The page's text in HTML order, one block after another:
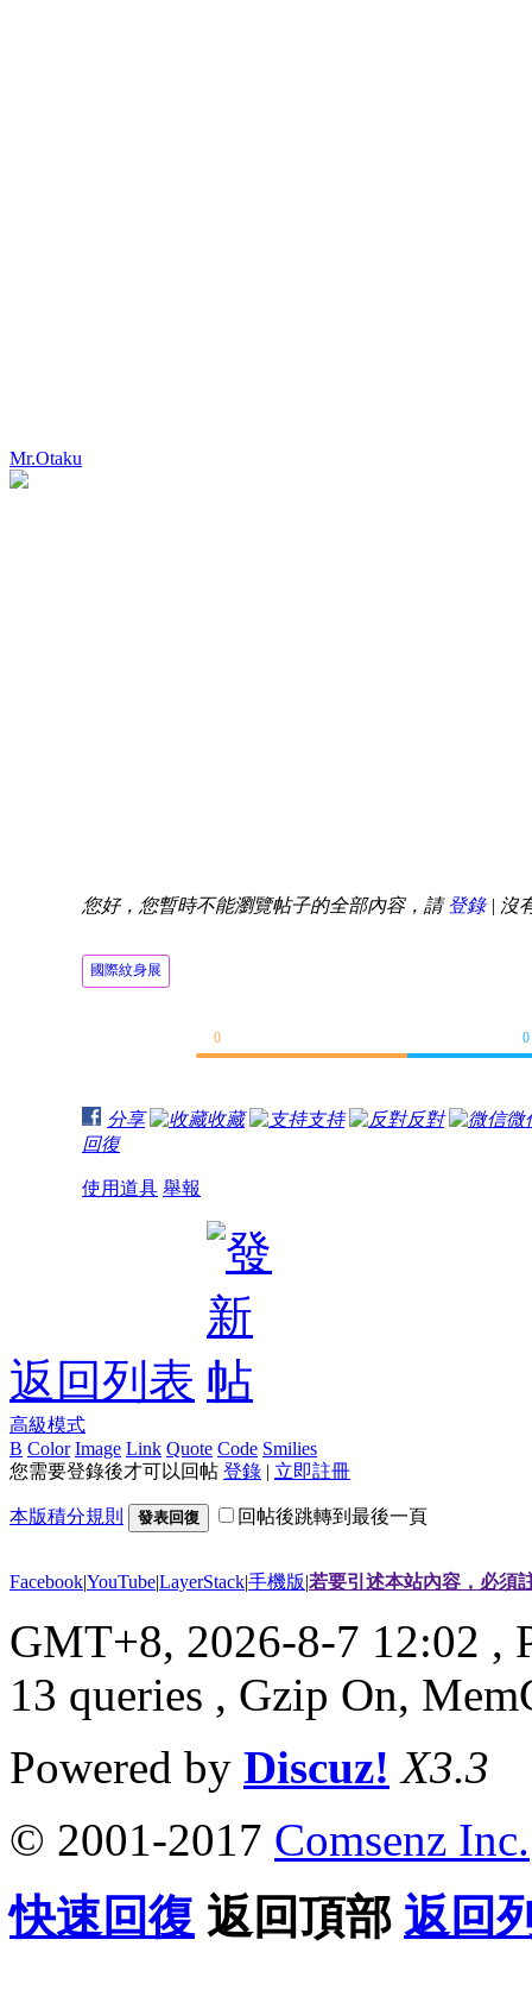
Mr.Otaku
您好，您暫時不能瀏覽帖子的全部內容，請登錄| 沒
國際紋身展
0
0
分享 收藏 支持 反對
微
回復
使用道具 舉報
返回列表
高級模式
B Color Image Link Quote Code Smilies
您需要登錄後才可以回帖 登錄 | 立即註冊
本版積分規則 發表回復 回帖後跳轉到最後一頁
Facebook|YouTube|LayerStack|手機版|若要引述本站內容，必須
GMT+8, 2026-8-7 12:02 ,
13 queries , Gzip On,
Powered by Discuz! X3.3
© 2001-2017 Comsenz Inc.
快速回復 返回頂部 返回